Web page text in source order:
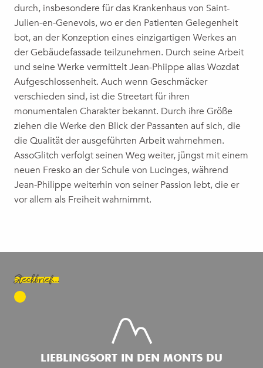
durch, insbesondere für das Krankenhaus von Saint-
Julien-en-Genevois, wo er den Patienten Gelegenheit
bot, an der Konzeption eines einzigartigen Werkes an
der Gebäudefassade teilzunehmen. Durch seine Arbeit
und seine Werke vermittelt Jean-Phiippe alias Wozdat
Aufgeschlossenheit. Auch wenn Geschmäcker
verschieden sind, ist die Streetart für ihren
monumentalen Charakter bekannt. Durch ihre Größe
ziehen die Werke den Blick der Passanten auf sich, die
die Qualität der ausgeführten Arbeit wahrnehmen.
AssoGlitch verfolgt seinen Weg weiter, jüngst mit einem
neuen Fresko an der Schule von Lucinges, während
Jean-Philippe weiterhin von seiner Passion lebt, die er
vor allem als Freiheit wahrnimmt.
Steckbrief...
LIEBLINGSORT IN DEN MONTS DU